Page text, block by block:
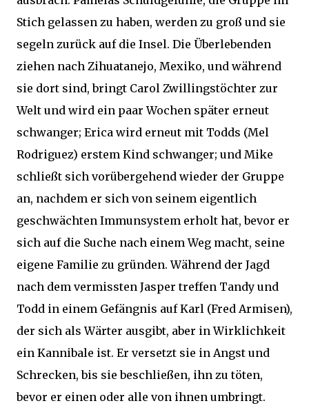
Stich gelassen zu haben, werden zu groß und sie
segeln zurück auf die Insel. Die Überlebenden
ziehen nach Zihuatanejo, Mexiko, und während
sie dort sind, bringt Carol Zwillingstöchter zur
Welt und wird ein paar Wochen später erneut
schwanger; Erica wird erneut mit Todds (Mel
Rodriguez) erstem Kind schwanger; und Mike
schließt sich vorübergehend wieder der Gruppe
an, nachdem er sich von seinem eigentlich
geschwächten Immunsystem erholt hat, bevor er
sich auf die Suche nach einem Weg macht, seine
eigene Familie zu gründen. Während der Jagd
nach dem vermissten Jasper treffen Tandy und
Todd in einem Gefängnis auf Karl (Fred Armisen),
der sich als Wärter ausgibt, aber in Wirklichkeit
ein Kannibale ist. Er versetzt sie in Angst und
Schrecken, bis sie beschließen, ihn zu töten,
bevor er einen oder alle von ihnen umbringt.